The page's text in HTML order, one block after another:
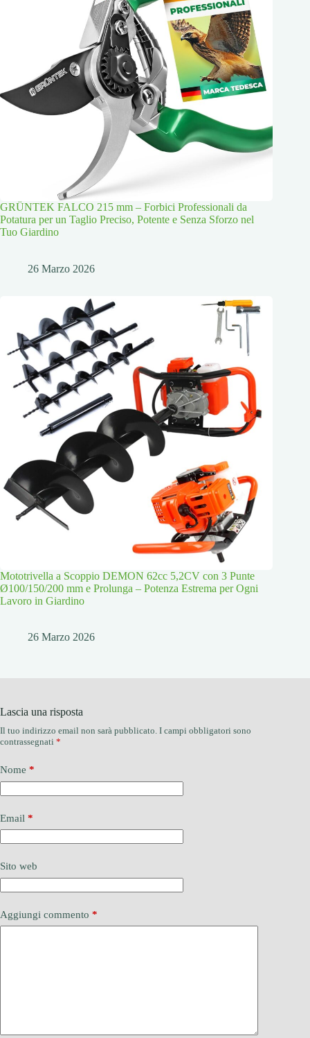
GRÜNTEK FALCO 215 mm – Forbici Professionali da
Potatura per un Taglio Preciso, Potente e Senza Sforzo nel
Tuo Giardino
26 Marzo 2026
Mototrivella a Scoppio DEMON 62cc 5,2CV con 3 Punte
Ø100/150/200 mm e Prolunga – Potenza Estrema per Ogni
Lavoro in Giardino
26 Marzo 2026
Lascia una risposta
Il tuo indirizzo email non sarà pubblicato. I campi obbligatori sono
contrassegnati *
Nome *
Email *
Sito web
Aggiungi commento *